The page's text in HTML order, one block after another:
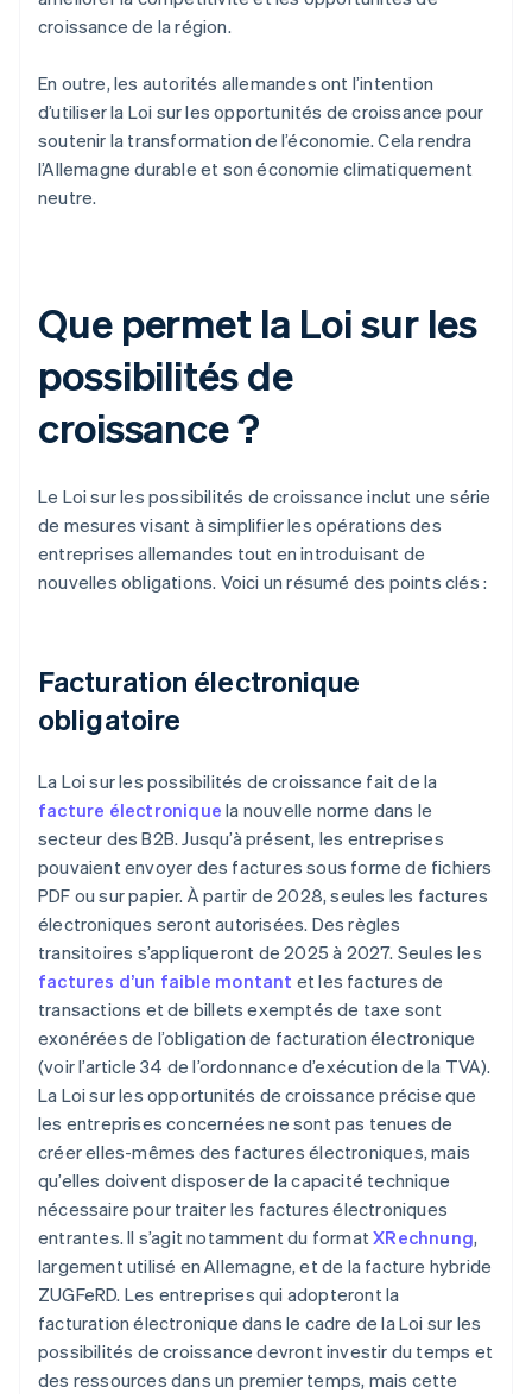
croissance de la région.
En outre, les autorités allemandes ont l’intention
d’utiliser la Loi sur les opportunités de croissance pour
soutenir la transformation de l’économie. Cela rendra
l’Allemagne durable et son économie climatiquement
neutre.
Que permet la Loi sur les
possibilités de
croissance ?
Le Loi sur les possibilités de croissance inclut une série
de mesures visant à simplifier les opérations des
entreprises allemandes tout en introduisant de
nouvelles obligations. Voici un résumé des points clés :
Facturation électronique
obligatoire
La Loi sur les possibilités de croissance fait de la
facture électronique la nouvelle norme dans le
secteur des B2B. Jusqu’à présent, les entreprises
pouvaient envoyer des factures sous forme de fichiers
PDF ou sur papier. À partir de 2028, seules les factures
électroniques seront autorisées. Des règles
transitoires s’appliqueront de 2025 à 2027. Seules les
factures d’un faible montant et les factures de
transactions et de billets exemptés de taxe sont
exonérées de l’obligation de facturation électronique
(voir l’article 34 de l’ordonnance d’exécution de la TVA).
La Loi sur les opportunités de croissance précise que
les entreprises concernées ne sont pas tenues de
créer elles-mêmes des factures électroniques, mais
qu’elles doivent disposer de la capacité technique
nécessaire pour traiter les factures électroniques
entrantes. Il s’agit notamment du formatXRechnung,
largement utilisé en Allemagne, et de la facture hybride
ZUGFeRD. Les entreprises qui adopteront la
facturation électronique dans le cadre de la Loi sur les
possibilités de croissance devront investir du temps et
des ressources dans un premier temps, mais cette